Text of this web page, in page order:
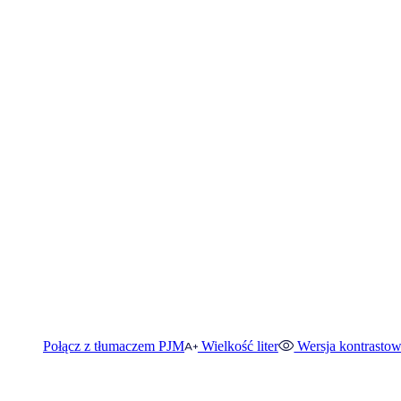
Połącz z tłumaczem PJM Wielkość liter Wersja